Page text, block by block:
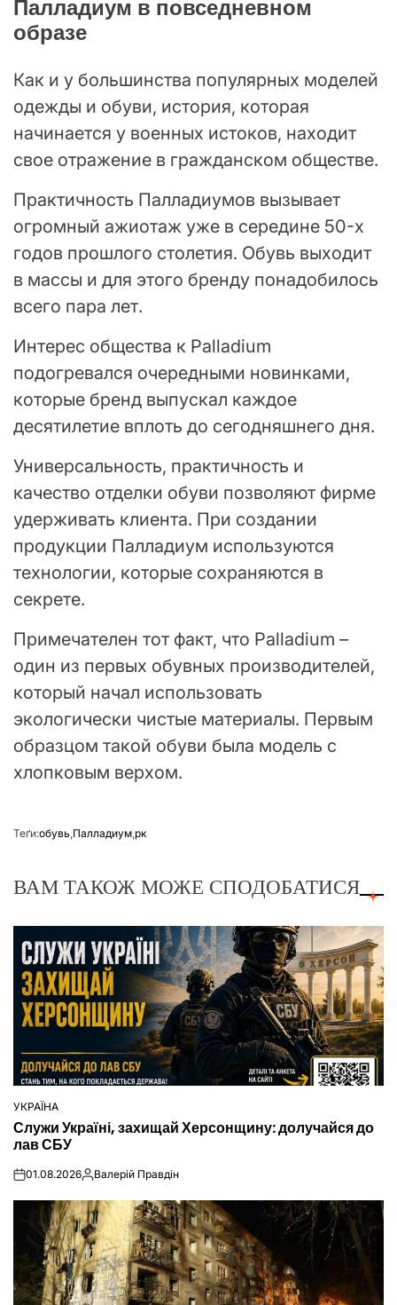
Палладиум в повседневном
образе
Как и у большинства популярных моделей
одежды и обуви, история, которая
начинается у военных истоков, находит
свое отражение в гражданском обществе.
Практичность Палладиумов вызывает
огромный ажиотаж уже в середине 50-х
годов прошлого столетия. Обувь выходит
в массы и для этого бренду понадобилось
всего пара лет.
Интерес общества к Palladium
подогревался очередными новинками,
которые бренд выпускал каждое
десятилетие вплоть до сегодняшнего дня.
Универсальность, практичность и
качество отделки обуви позволяют фирме
удерживать клиента. При создании
продукции Палладиум используются
технологии, которые сохраняются в
секрете.
Примечателен тот факт, что Palladium –
один из первых обувных производителей,
который начал использовать
экологически чистые материалы. Первым
образцом такой обуви была модель с
хлопковым верхом.
Теґи:обувь,Палладиум,рк
ВАМ ТАКОЖ МОЖЕ СПОДОБАТИСЯ
ОПУБЛІКУВАТИ
У
УКРАЇНА
Служи Україні, захищай Херсонщину: долучайся до
лав СБУ
on01.08.2026Опубліковано
Валерій Правдін